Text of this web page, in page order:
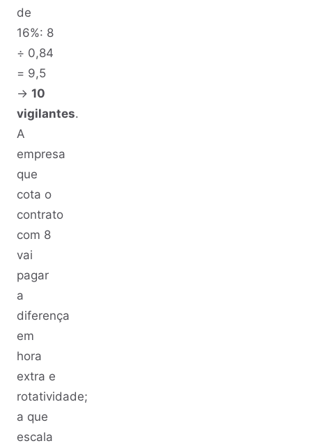
de
16%: 8
÷ 0,84
= 9,5
→ 10
vigilantes.
A
empresa
que
cota o
contrato
com 8
vai
pagar
a
diferença
em
hora
extra e
rotatividade;
a que
escala